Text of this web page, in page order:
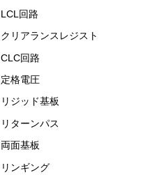
LCL回路
クリアランスレジスト
CLC回路
定格電圧
リジッド基板
リターンパス
両面基板
リンギング